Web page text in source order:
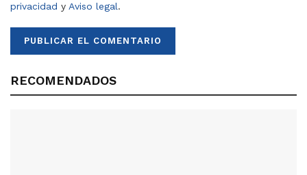
privacidad y Aviso legal.
RECOMENDADOS